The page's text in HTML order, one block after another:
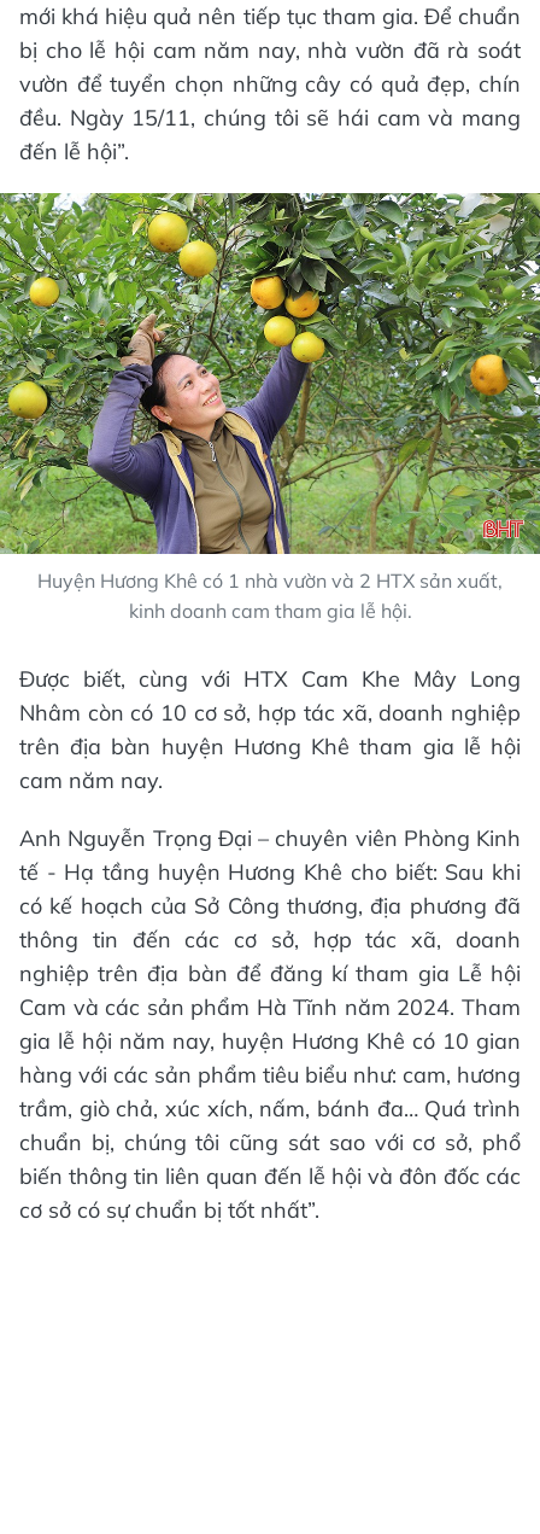
mới khá hiệu quả nên tiếp tục tham gia. Để chuẩn
bị cho lễ hội cam năm nay, nhà vườn đã rà soát
vườn để tuyển chọn những cây có quả đẹp, chín
đều. Ngày 15/11, chúng tôi sẽ hái cam và mang
đến lễ hội”.
Huyện Hương Khê có 1 nhà vườn và 2 HTX sản xuất,
kinh doanh cam tham gia lễ hội.
Được biết, cùng với HTX Cam Khe Mây Long
Nhâm còn có 10 cơ sở, hợp tác xã, doanh nghiệp
trên địa bàn huyện Hương Khê tham gia lễ hội
cam năm nay.
Anh Nguyễn Trọng Đại – chuyên viên Phòng Kinh
tế - Hạ tầng huyện Hương Khê cho biết: Sau khi
có kế hoạch của Sở Công thương, địa phương đã
thông tin đến các cơ sở, hợp tác xã, doanh
nghiệp trên địa bàn để đăng kí tham gia Lễ hội
Cam và các sản phẩm Hà Tĩnh năm 2024. Tham
gia lễ hội năm nay, huyện Hương Khê có 10 gian
hàng với các sản phẩm tiêu biểu như: cam, hương
trầm, giò chả, xúc xích, nấm, bánh đa… Quá trình
chuẩn bị, chúng tôi cũng sát sao với cơ sở, phổ
biến thông tin liên quan đến lễ hội và đôn đốc các
cơ sở có sự chuẩn bị tốt nhất”.